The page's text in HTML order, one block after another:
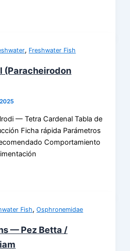
, Freshwater Fish
(Paracheirodon
— Tetra Cardenal Tabla de
Ficha rápida Parámetros
Comportamiento
Fish,Osphronemidae
— Pez Betta /